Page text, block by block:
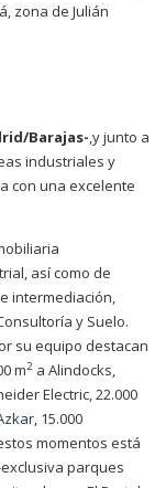
zona de Julián
Barajas-,y junto a
industriales y
con una excelente
así como de
intermediación,
y Suelo.
su equipo destacan
m2 a Alindocks,
Electric, 22.000
, 15.000
momentos está
parques